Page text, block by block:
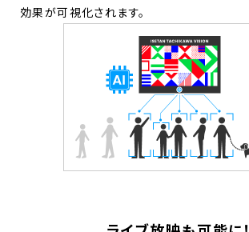
効果が可視化されます。